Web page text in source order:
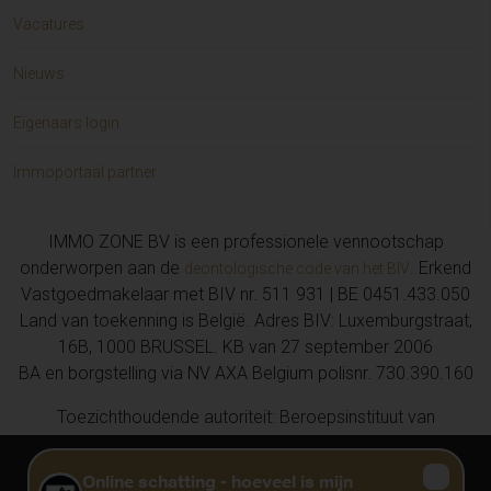
Appartement te koop in CUCQ (2)
Huis te koop in HELDERGEM (1)
Appartement te koop in DUINKERKE (1)
Appartement te koop in GANSHOREN (1)
Huis te koop in ROJALES ALICANTE (1)
Huis te koop in HERDERSEM (1)
Garage/parking te koop in BLANKENBERGE (1)
Huis te koop in HEUSDEN (1)
Appartement te koop in AL MINA AL SIYAHI (1)
Huis te koop in Melle (1)
Huis te koop in Dendermonde (1)
Appartement te koop in KNOKKE-HEIST (1)
Vacatures
Nieuws
Eigenaars login
Immoportaal partner
IMMO ZONE BV is een professionele vennootschap
onderworpen aan de deontologische code van het BIV
. Erkend
Vastgoedmakelaar met BIV nr. 511 931 | BE 0451.433.050
Land van toekenning is België. Adres BIV: Luxemburgstraat,
16B, 1000 BRUSSEL. KB van 27 september 2006
BA en borgstelling via NV AXA Belgium polisnr. 730.390.160
Toezichthoudende autoriteit: Beroepsinstituut van